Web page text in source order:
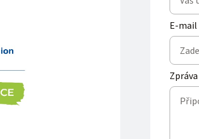
E-mail
Zpráva